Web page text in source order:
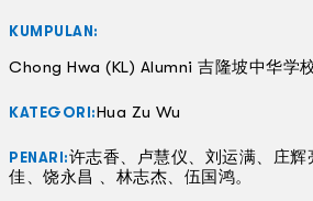
KUMPULAN:
Chong Hwa (KL) Alumni 吉隆坡中华学
KATEGORI:Hua Zu Wu
PENARI:许志香、卢慧仪、刘运满、庄
佳、饶永昌 、林志杰、伍国鸿。